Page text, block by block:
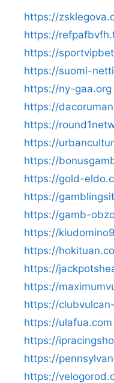
https://
https://
https://
https://suomi-
https://ny-gaa.org
https://
https://
https://
https://
https://gold-
https://
https://gamb-
https://
https://
https://
https://
https://
https://ulafua.com
https://
https://
https://